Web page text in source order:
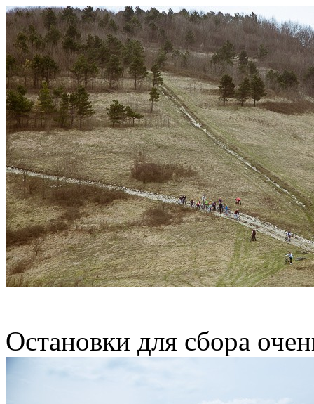
Остановки для сбора